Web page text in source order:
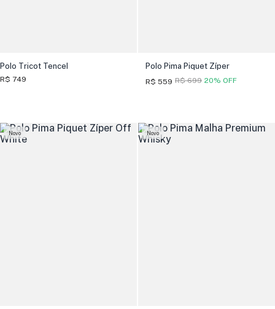
Polo Tricot Tencel
R$ 749
Polo Pima Piquet Zíper
R$ 559 20% OFF
R$ 699
Novo Novo